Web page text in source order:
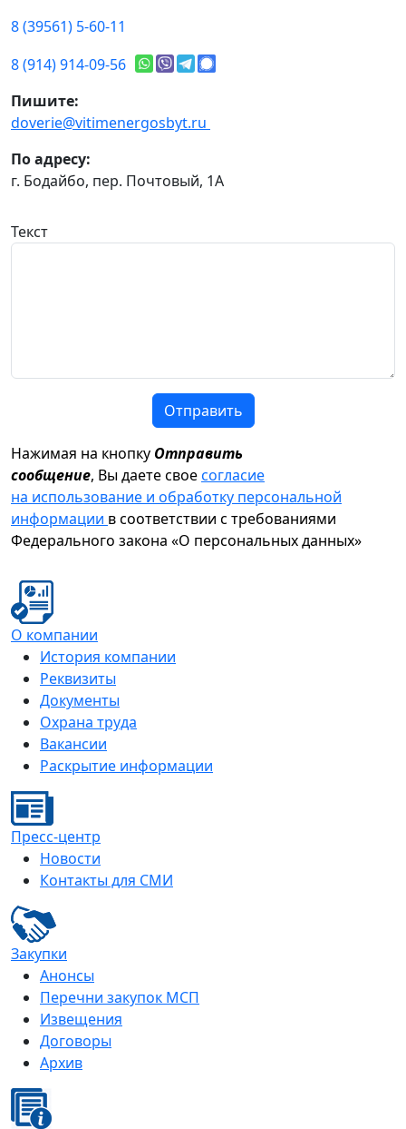
8 (39561) 5-60-11
8 (914) 914-09-56
Пишите:
doverie@vitimenergosbyt.ru
По адресу:
г. Бодайбо, пер. Почтовый, 1А
Текст
Отправить
Нажимая на кнопку Отправить
сообщение, Вы даете своесогласие
на использование и обработку персональной
информации в соответствии с требованиями
Федерального закона «О персональных данных»
О компании
История компании
Реквизиты
Документы
Охрана труда
Вакансии
Раскрытие информации
Пресс-центр
Новости
Контакты для СМИ
Закупки
Анонсы
Перечни закупок МСП
Извещения
Договоры
Архив